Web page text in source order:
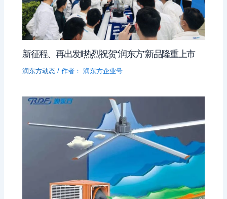
新征程、再出发‖热烈祝贺“润东方”新品隆重上市
润东方动态 / 作者： 润东方企业号